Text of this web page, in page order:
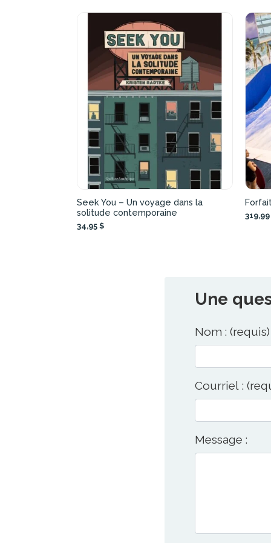
Seek You – Un voyage dans la
solitude contemporaine
34,95 $
319,99
Une
Nom : (requis)
Courriel :
Message :